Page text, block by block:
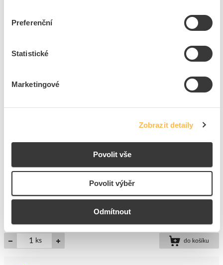
Preferenční
Statistické
Marketingové
Zobrazit detaily
Povolit vše
Povolit výběr
Odmítnout
4,92 Kč/ks
ks do košíku
PROTEC Svorka PSK 325O 3x0,5-2,5mm oranžová
Kód ELFETEX
11.000.777
4016705139491
Značka
PROTEC.CLASS
ks do košíku